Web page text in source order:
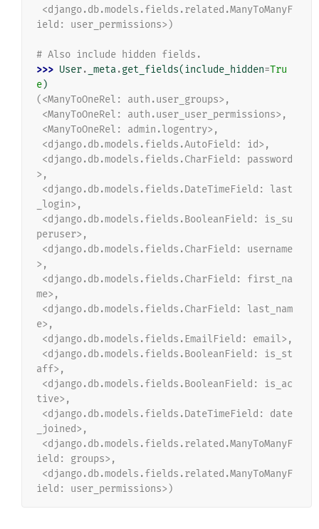
ield: user_permissions>)
# Also include hidden fields.
>>> User. _meta.get_fields(include_hidden=Tru
e)
(<ManyToOneRel: auth.user_groups>,
<ManyToOneRel: auth.user_user_permissions>,
<ManyToOneRel: admin.logentry>,
<django.db.models.fields.AutoField: id>,
>,
_login>,
peruser>,
>,
me>,
e>,
<django.db.models.fields.EmailField: email>,
aff>,
tive>,
_joined>,
ield: groups>,
ield: user_permissions>)